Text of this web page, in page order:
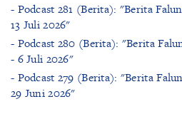
- Podcast 281 (Berita): "Berita
13 Juli 2026"
- Podcast 280 (Berita): "Berita
- 6 Juli 2026"
- Podcast 279 (Berita): "Berita
29 Juni 2026"